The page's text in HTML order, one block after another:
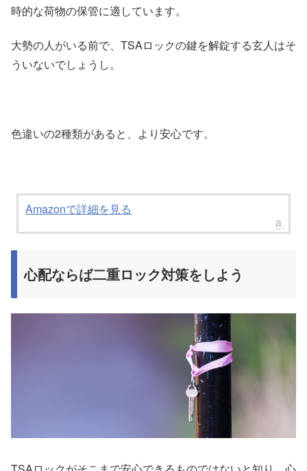
時的な荷物の保管に適しています。
大勢の人がいる前で、TSAロックの鍵を解錠する玄人はそ
ういないでしょうし。
色違いの2種類があると、より安心です。
Amazonで詳細を見る
心配ならば二重ロック対策をしよう